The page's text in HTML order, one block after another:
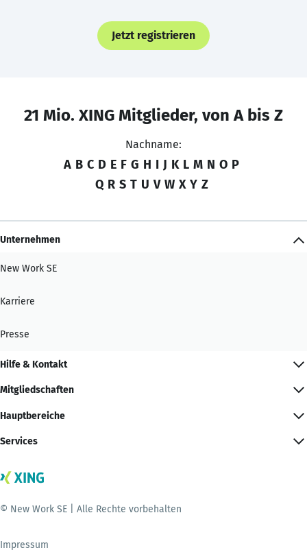
Jetzt registrieren
21 Mio. XING Mitglieder, von A bis Z
Nachname:
A B C D E F G H I J K L M N O P
Q R S T U V W X Y Z
Unternehmen
New Work SE
Karriere
Presse
Hilfe & Kontakt
Mitgliedschaften
Hauptbereiche
Services
© New Work SE | Alle Rechte vorbehalten
Impressum